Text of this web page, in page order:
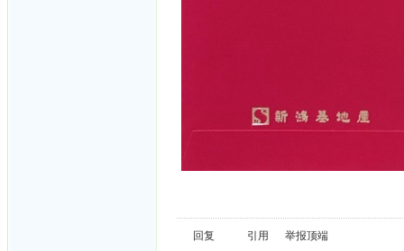
回复 引用 举报顶端